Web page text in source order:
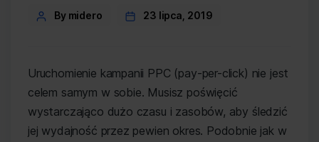
PostBy midero 23 lipca, 2019
Uruchomienie kampanii PPC (pay-per-click) nie jest
celem samym w sobie. Musisz poświęcić
wystarczająco dużo czasu i zasobów, aby śledzić
jej wydajność przez pewien okres. Podobnie jak w